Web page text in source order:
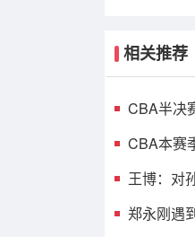
相关推荐
CBA半决
CBA本赛
王博：对
郑永刚遇